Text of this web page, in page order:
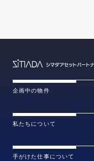
企画中の物件
私たちについて
手がけた仕事について